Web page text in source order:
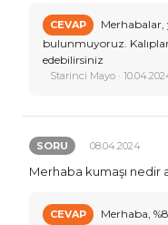
CEVAP
Merhabalar,
bulunmuyoruz.
edebilirsiniz
Starinci Mayo ·
SORU 08.04.2024
Merhaba kumaşı nedir
CEVAP
Merhaba,